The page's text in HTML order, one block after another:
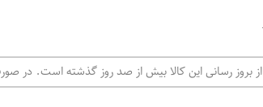
از بروز رسانی این کالا بیش از صد روز گذشته است. در